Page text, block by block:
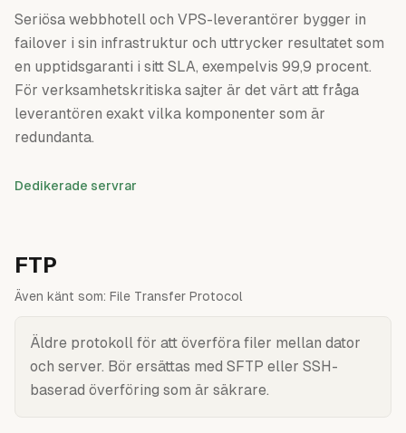
Seriösa webbhotell och VPS-leverantörer bygger in
failover i sin infrastruktur och uttrycker resultatet som
en upptidsgaranti i sitt SLA, exempelvis 99,9 procent.
För verksamhetskritiska sajter är det värt att fråga
leverantören exakt vilka komponenter som är
redundanta.
Dedikerade servrar
FTP
Även känt som: File Transfer Protocol
Äldre protokoll för att överföra filer mellan dator
och server. Bör ersättas med SFTP eller SSH-
baserad överföring som är säkrare.